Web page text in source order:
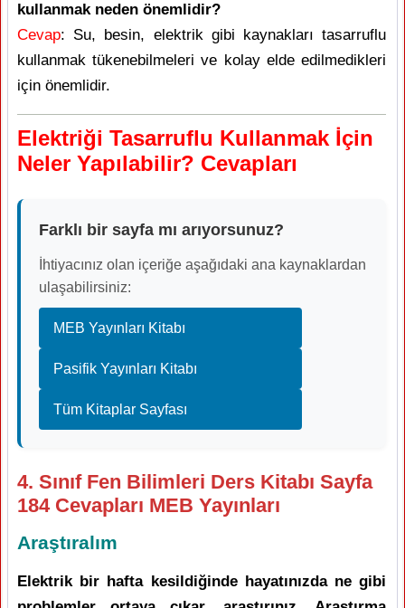
kullanmak neden önemlidir?
Cevap: Su, besin, elektrik gibi kaynakları tasarruflu
kullanmak tükenebilmeleri ve kolay elde edilmedikleri
için önemlidir.
Elektriği Tasarruflu Kullanmak İçin
Neler Yapılabilir? Cevapları
Farklı bir sayfa mı arıyorsunuz?
İhtiyacınız olan içeriğe aşağıdaki ana kaynaklardan
ulaşabilirsiniz:
MEB Yayınları Kitabı
Pasifik Yayınları Kitabı
Tüm Kitaplar Sayfası
4. Sınıf Fen Bilimleri Ders Kitabı Sayfa
184 Cevapları MEB Yayınları
Araştıralım
Elektrik bir hafta kesildiğinde hayatınızda ne gibi